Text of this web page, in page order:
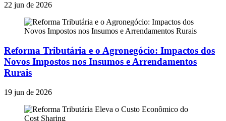
22 jun de 2026
Reforma Tributária e o Agronegócio: Impactos dos
Novos Impostos nos Insumos e Arrendamentos
Rurais
19 jun de 2026